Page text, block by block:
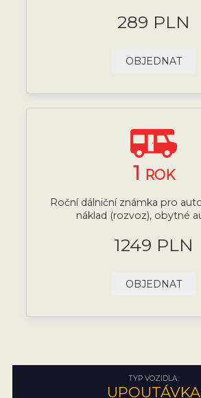
289 PLN
OBJEDNAT
1 ROK
Roční dálniční známka pro
náklad (rozvoz), obytné
1249 PLN
OBJEDNAT
TYP VOZIDLA:
UPOUTÁVKA